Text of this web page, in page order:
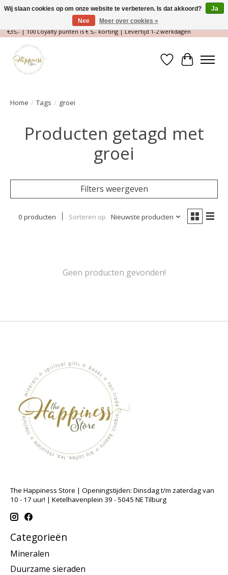
Magische Conceptstore, Edelstenen & Spirituele winkel | Gratis verzending >
€35,- | 100 Loyalty punten is € 5,- korting | Levertijd 1-2 werkdagen
Verlanglijst
Home / Tags / groei
Producten getagd met
groei
Filters weergeven
0 producten Sorteren op Nieuwste producten
Geen producten gevonden!
The Happiness Store | Openingstijden: Dinsdag t/m zaterdag van
10 - 17 uur! | Ketelhavenplein 39 - 5045 NE Tilburg
Categorieën
Mineralen
Duurzame sieraden
Wij slaan cookies op om onze website te verbeteren. Is dat akkoord?
Ja
Nee
Meer over cookies »